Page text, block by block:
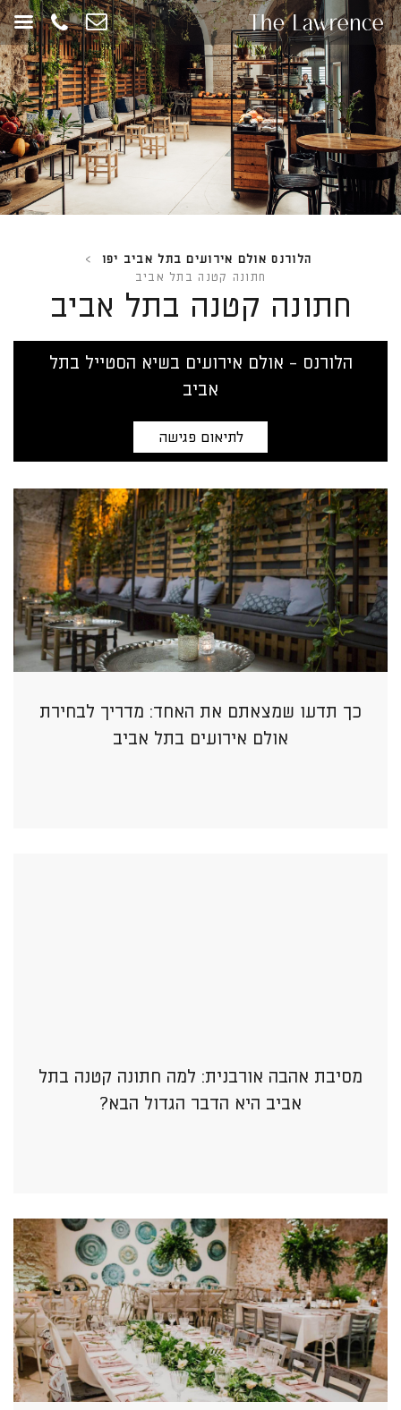
תחילתו
של
דף
אינטרנט,
לחץ
אנטר
כדי
לעבור
לאזור
תוכן
הלורנס אולם אירועים בתל אביב יפו
>
חתונה קטנה בתל אביב
חתונה קטנה בתל אביב
הלורנס - אולם אירועים בשיא הסטייל בתל
אביב
לתיאום פגישה
כך תדעו שמצאתם את האחד: מדריך לבחירת
אולם אירועים בתל אביב
מסיבת אהבה אורבנית: למה חתונה קטנה בתל
אביב היא הדבר הגדול הבא?